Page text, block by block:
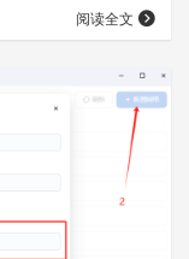
阅读全文